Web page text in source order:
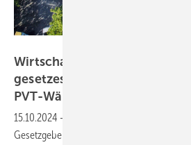
Wirtschaftlich, sozial
gesetzeskonform:
PVT-Wärmepumpen-
15.10.2024 -
Gesetzgeber Kommunen mit mehr als